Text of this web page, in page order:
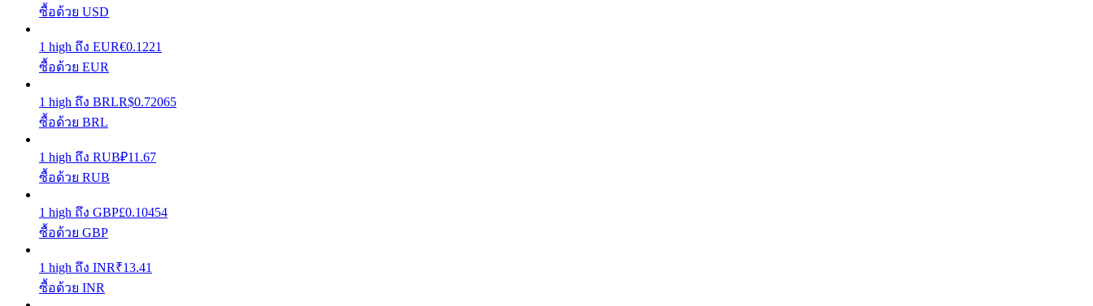
ได้รับ
ซื้อด้วย USD
1 high ถึง EUR€0.1221
ซื้อด้วย EUR
1 high ถึง BRLR$0.72065
ซื้อด้วย BRL
1 high ถึง RUB₽11.67
ซื้อด้วย RUB
1 high ถึง GBP£0.10454
ซื้อด้วย GBP
1 high ถึง INR₹13.41
ซื้อด้วย INR